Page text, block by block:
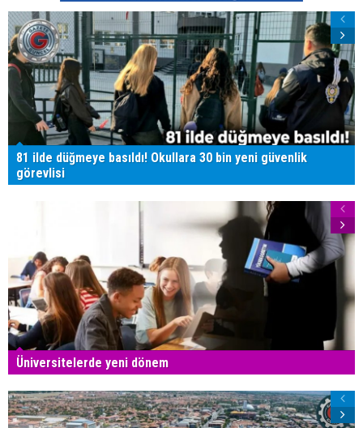
81 ilde düğmeye basıldı! Okullara 30 bin yeni güvenlik
görevlisi
Üniversitelerde yeni dönem